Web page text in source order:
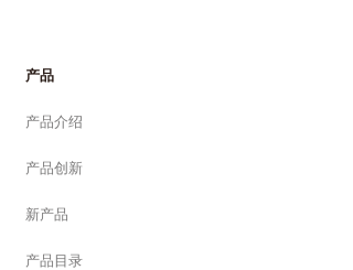
产品
产品介绍
产品创新
新产品
产品目录